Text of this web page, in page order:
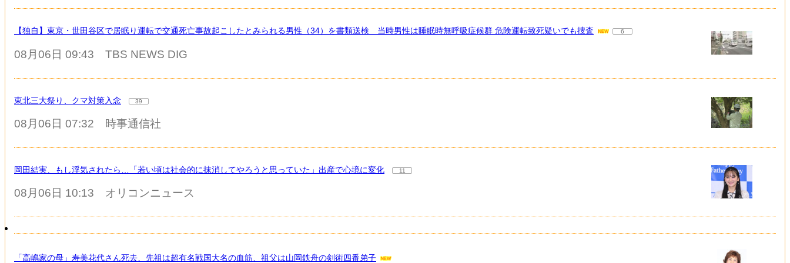
【独自】東京・世田谷区で居眠り運転で交通死亡事故起こしたとみられる男性（34）を書類送検 当時男性は睡眠時無呼吸症候群 危険運転致死疑いでも捜査 6
08月06日 09:43 TBS NEWS DIG
東北三大祭り、クマ対策入念 39
08月06日 07:32 時事通信社
岡田結実、もし浮気されたら…「若い頃は社会的に抹消してやろうと思っていた」出産で心境に変化 11
08月06日 10:13 オリコンニュース
「高嶋家の母」寿美花代さん死去、先祖は超有名戦国大名の血筋、祖父は山岡鉄舟の剣術四番弟子